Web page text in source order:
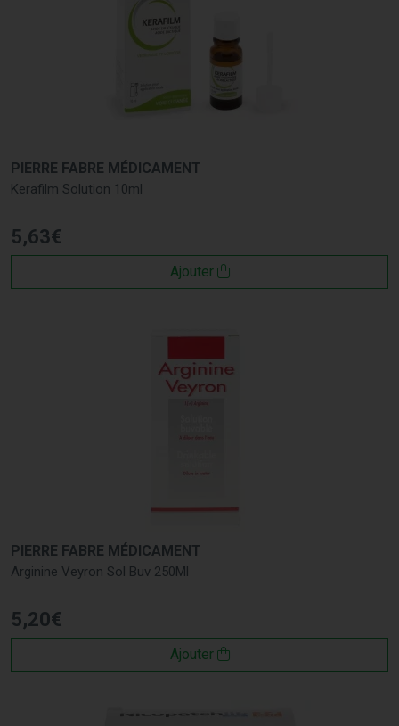
PIERRE FABRE MÉDICAMENT
Kerafilm Solution 10ml
5,63€
Ajouter
PIERRE FABRE MÉDICAMENT
Arginine Veyron Sol Buv 250Ml
5,20€
Ajouter